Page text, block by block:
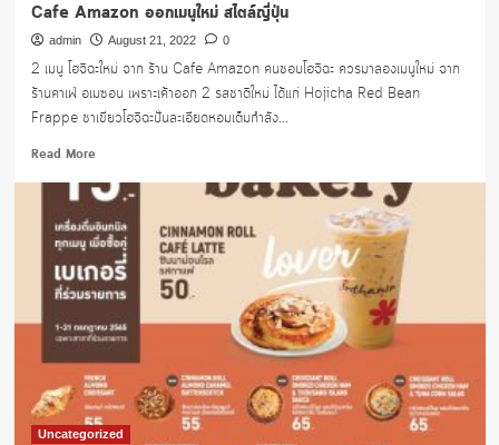
Cafe Amazon ออกเมนูใหม่ สไตล์ญี่ปุ่น
admin August 21, 2022 0
2 เมนู โฮจิฉะใหม่ จาก ร้าน Cafe Amazon คนชอบโฮจิฉะ ควรมาลองเมนูใหม่ จาก
ร้านคาเฟ่ อเมซอน เพราะเค้าออก 2 รสชาติใหม่ ได้แก่ Hojicha Red Bean
Frappe ชาเขียวโฮจิฉะปั่นละเอียดหอมเต็มกำลัง...
Read MoreRead
about
Amazon
เมนู
ใหม่
ญี่ปุ่น
Uncategorized